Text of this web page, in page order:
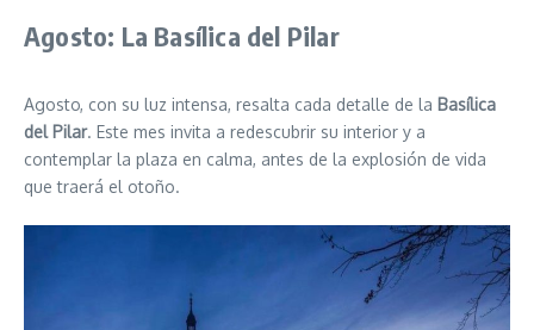
Agosto: La Basílica del Pilar
Agosto, con su luz intensa, resalta cada detalle de la Basílica
del Pilar. Este mes invita a redescubrir su interior y a
contemplar la plaza en calma, antes de la explosión de vida
que traerá el otoño.